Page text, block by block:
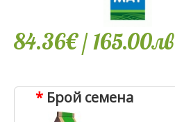
84.36€/ 165.00лв
Брой семена